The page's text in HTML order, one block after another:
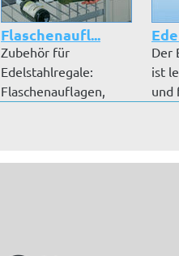
Flaschenaufl...
Zubehör für
Edelstahlregale:
Flaschenauflagen,
Der
ist
und